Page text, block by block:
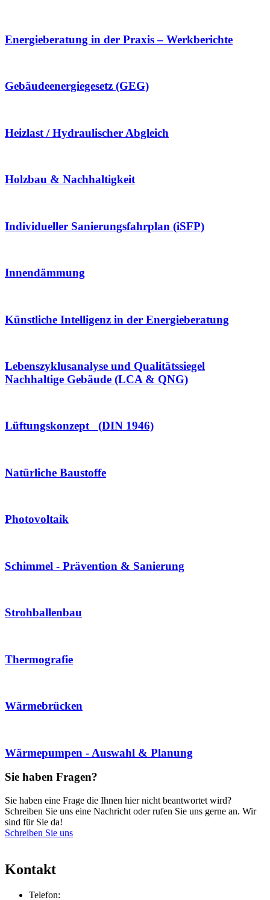
Energieberatung in der Praxis – Werkberichte
Gebäudeenergiegesetz (GEG)
Heizlast / Hydraulischer Abgleich
Holzbau & Nachhaltigkeit
Individueller Sanierungsfahrplan (iSFP)
Innendämmung
Künstliche Intelligenz in der Energieberatung
Lebenszyklusanalyse und Qualitätssiegel
Nachhaltige Gebäude (LCA & QNG)
Lüftungskonzept (DIN 1946)
Natürliche Baustoffe
Photovoltaik
Schimmel - Prävention & Sanierung
Strohballenbau
Thermografie
Wärmebrücken
Wärmepumpen - Auswahl & Planung
Sie haben Fragen?
Sie haben eine Frage die Ihnen hier nicht beantwortet wird?
Schreiben Sie uns eine Nachricht oder rufen Sie uns gerne an. Wir
sind für Sie da!
Schreiben Sie uns
Kontakt
Telefon: